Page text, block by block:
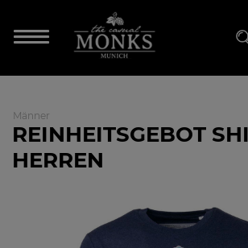
Männer
REINHEITSGEBOT
HERREN